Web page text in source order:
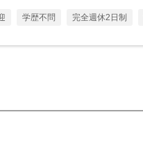
学歴不問 完全週休2日制